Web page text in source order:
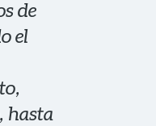
de
el
hasta